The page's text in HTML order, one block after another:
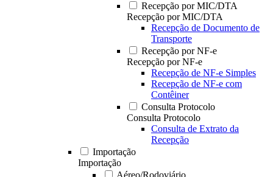
Recepção por MIC/DTA
Recepção por MIC/DTA
Recepção de Documento de
Transporte
Recepção por NF-e
Recepção por NF-e
Recepção de NF-e Simples
Recepção de NF-e com
Contêiner
Consulta Protocolo
Consulta Protocolo
Consulta de Extrato da
Recepção
Importação
Importação
Aéreo/Rodoviário